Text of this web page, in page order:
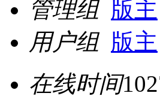
管理组 版主
用户组 版主
在线时间